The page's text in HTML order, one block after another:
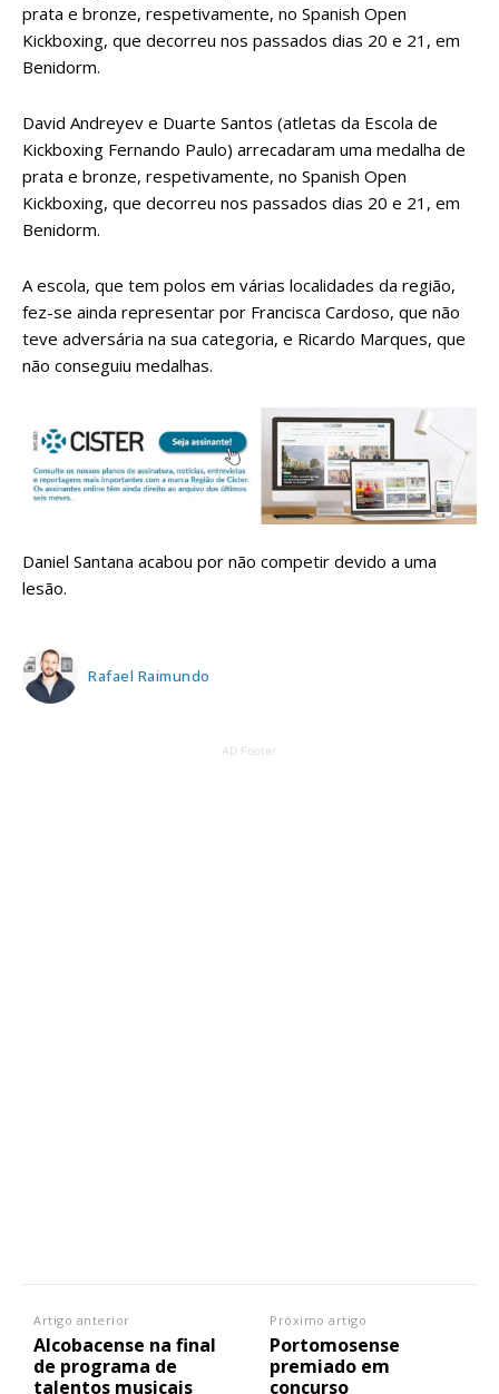
prata e bronze, respetivamente, no Spanish Open
Kickboxing, que decorreu nos passados dias 20 e 21, em
Benidorm.
David Andreyev e Duarte Santos (atletas da Escola de
Kickboxing Fernando Paulo) arrecadaram uma medalha de
prata e bronze, respetivamente, no Spanish Open
Kickboxing, que decorreu nos passados dias 20 e 21, em
Benidorm.
A escola, que tem polos em várias localidades da região,
fez-se ainda representar por Francisca Cardoso, que não
teve adversária na sua categoria, e Ricardo Marques, que
não conseguiu medalhas.
Daniel Santana acabou por não competir devido a uma
lesão.
Rafael Raimundo
AD Footer
Artigo anterior
Alcobacense na final
de programa de
talentos musicais
Próximo artigo
Portomosense
premiado em
concurso